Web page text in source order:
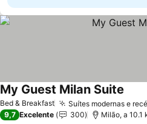
Bed & Breakfast Suítes modernas e
My Guest Milan Suite
9,7 Excelente 300 Milão, a 10.1